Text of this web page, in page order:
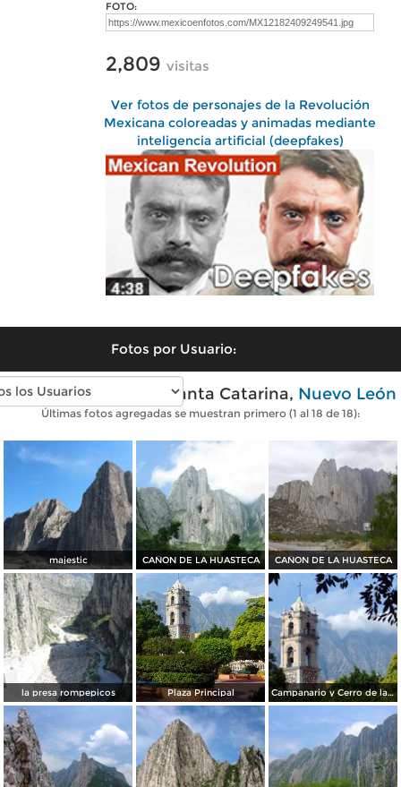
FOTO:
2,809 visitas
Ver fotos de personajes de la Revolución
Mexicana coloreadas y animadas mediante
inteligencia artificial (deepfakes)
Fotos por Usuario:
Fotos modernas de Santa Catarina, Nuevo León
Últimas fotos agregadas se muestran primero (1 al 18 de 18):
majestic CAÑON DE LA HUASTECA CAÑON DE LA HUASTECA
la presa rompepicos Plaza Principal Campanario y Cerro de las Mitras